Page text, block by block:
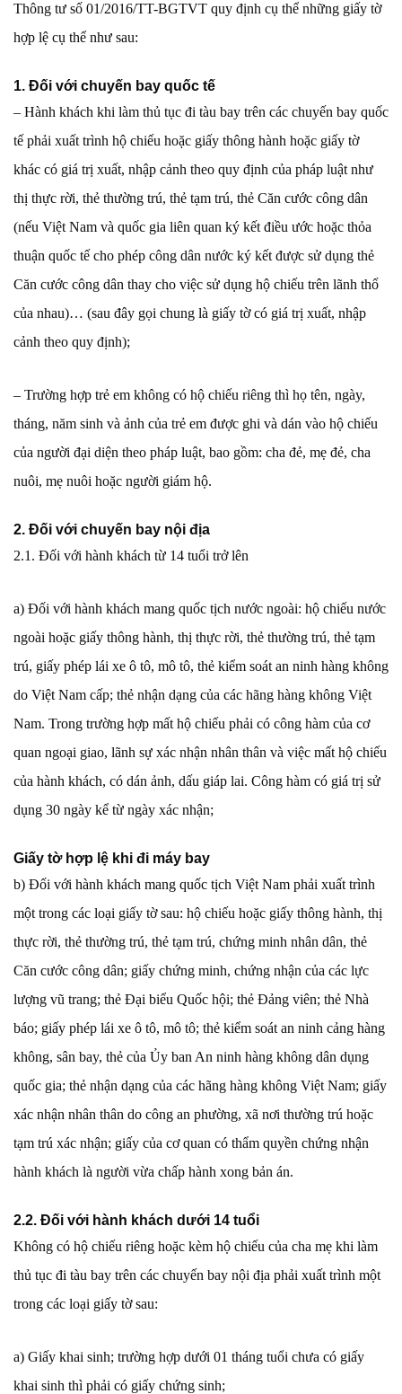
Thông tư số 01/2016/TT-BGTVT quy định cụ thể những giấy tờ
hợp lệ cụ thể như sau:
1. Đối với chuyến bay quốc tế
– Hành khách khi làm thủ tục đi tàu bay trên các chuyến bay quốc
tế phải xuất trình hộ chiếu hoặc giấy thông hành hoặc giấy tờ
khác có giá trị xuất, nhập cảnh theo quy định của pháp luật như
thị thực rời, thẻ thường trú, thẻ tạm trú, thẻ Căn cước công dân
(nếu Việt Nam và quốc gia liên quan ký kết điều ước hoặc thỏa
thuận quốc tế cho phép công dân nước ký kết được sử dụng thẻ
Căn cước công dân thay cho việc sử dụng hộ chiếu trên lãnh thổ
của nhau)… (sau đây gọi chung là giấy tờ có giá trị xuất, nhập
cảnh theo quy định);
– Trường hợp trẻ em không có hộ chiếu riêng thì họ tên, ngày,
tháng, năm sinh và ảnh của trẻ em được ghi và dán vào hộ chiếu
của người đại diện theo pháp luật, bao gồm: cha đẻ, mẹ đẻ, cha
nuôi, mẹ nuôi hoặc người giám hộ.
2. Đối với chuyến bay nội địa
2.1. Đối với hành khách từ 14 tuổi trở lên
a) Đối với hành khách mang quốc tịch nước ngoài: hộ chiếu nước
ngoài hoặc giấy thông hành, thị thực rời, thẻ thường trú, thẻ tạm
trú, giấy phép lái xe ô tô, mô tô, thẻ kiểm soát an ninh hàng không
do Việt Nam cấp; thẻ nhận dạng của các hãng hàng không Việt
Nam. Trong trường hợp mất hộ chiếu phải có công hàm của cơ
quan ngoại giao, lãnh sự xác nhận nhân thân và việc mất hộ chiếu
của hành khách, có dán ảnh, dấu giáp lai. Công hàm có giá trị sử
dụng 30 ngày kể từ ngày xác nhận;
Giấy tờ hợp lệ khi đi máy bay
b) Đối với hành khách mang quốc tịch Việt Nam phải xuất trình
một trong các loại giấy tờ sau: hộ chiếu hoặc giấy thông hành, thị
thực rời, thẻ thường trú, thẻ tạm trú, chứng minh nhân dân, thẻ
Căn cước công dân; giấy chứng minh, chứng nhận của các lực
lượng vũ trang; thẻ Đại biểu Quốc hội; thẻ Đảng viên; thẻ Nhà
báo; giấy phép lái xe ô tô, mô tô; thẻ kiểm soát an ninh cảng hàng
không, sân bay, thẻ của Ủy ban An ninh hàng không dân dụng
quốc gia; thẻ nhận dạng của các hãng hàng không Việt Nam; giấy
xác nhận nhân thân do công an phường, xã nơi thường trú hoặc
tạm trú xác nhận; giấy của cơ quan có thẩm quyền chứng nhận
hành khách là người vừa chấp hành xong bản án.
2.2. Đối với hành khách dưới 14 tuổi
Không có hộ chiếu riêng hoặc kèm hộ chiếu của cha mẹ khi làm
thủ tục đi tàu bay trên các chuyến bay nội địa phải xuất trình một
trong các loại giấy tờ sau:
a) Giấy khai sinh; trường hợp dưới 01 tháng tuổi chưa có giấy
khai sinh thì phải có giấy chứng sinh;